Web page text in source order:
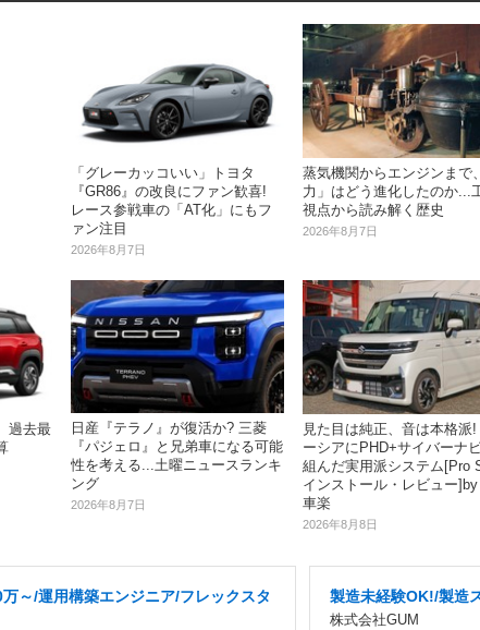
「グレーカッコいい」トヨタ
『GR86』の改良にファン歓喜!
レース参戦車の「AT化」にもフ
ァン注目
2026年8月7日
蒸気機関からエンジンまで
力」はどう進化したのか...
視点から読み解く歴史
2026年8月7日
過去最
日産『テラノ』が復活か? 三菱
『パジェロ』と兄弟車になる可能
性を考える...土曜ニュースランキ
ング
2026年8月7日
見た目は純正、音は本格派
ーシアにPHD+サイバーナ
組んだ実用派システム[Pro
インストール・レビュー
車楽
2026年8月8日
～/運用構築エンジニア/フレックスタ
製造未経験OK!/製造
株式会社GUM